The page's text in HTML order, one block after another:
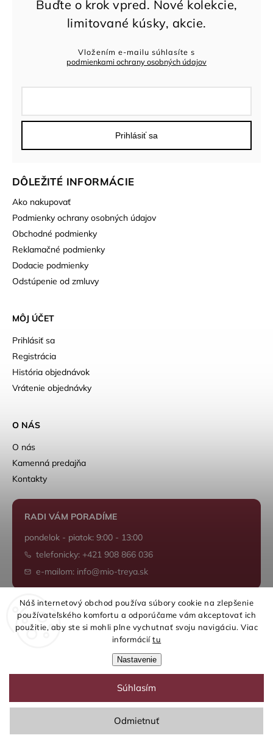
Náš internetový obchod používa súbory cookie na zlepšenie
používateľského komfortu a odporúčame vám akceptovať ich
použitie, aby ste si mohli plne vychutnať svoju navigáciu. Viac
informáciítu
Nastavenie
Odmietnuť
Súhlasím
DÔLEŽITÉ INFORMÁCIE
Ako nakupovať
Podmienky ochrany osobných údajov
Obchodné podmienky
Reklamačné podmienky
Dodacie podmienky
Odstúpenie od zmluvy
MÔJ ÚČET
Prihlásiť sa
Registrácia
História objednávok
Vrátenie objednávky
Vložením e-mailu súhlasíte s
podmienkami ochrany osobných údajov
Prihlásiť sa
O NÁS
O nás
Kamenná predajňa
Kontakty
RADI VÁM PORADÍME
pondelok - piatok: 9:00 - 13:00
telefonicky: +421 908 866 036
e-mailom: info@mio-treya.sk
Shoptet.sk
Copyright 2026mio-treya.sk. Všetky práva vyhradené.
Upraviť nastavenie cookies
Grafický návrh vytvořil a nakódoval